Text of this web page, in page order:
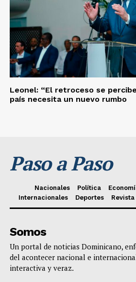
Leonel: “El retroceso se
país necesita un nuevo rumbo
Paso a Paso
Nacionales Política
Internacionales
Deportes Revista
Somos
Un portal de noticias Dominicano,
del acontecer nacional e
interactiva y veraz.